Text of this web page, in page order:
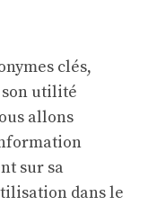
clés,
utilité
allons
sur sa
dans le